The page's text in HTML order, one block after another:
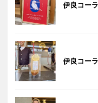
伊良コー
伊良コー